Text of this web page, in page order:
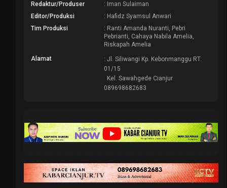
Redaktur/Produser
: Iman Sulaiman
Editor/Produksi
: Hafidz Syamsul Anwari
Tim Produksi
: Ranti Amanda Nuranti, Pebri
Pebrianti, Cahaya Nabila Amelia,
Riskapah Amelia
Alamat
: Jl. Siliwangi Kp. Kebonmanggu RT.
01/15
Kel. Sawahgede Cianjur
089698682683